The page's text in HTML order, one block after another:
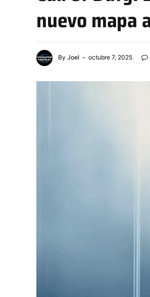
nuevo mapa
By Joel octubre 7, 2025